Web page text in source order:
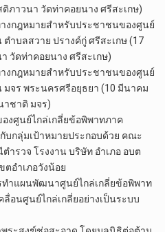
ภาวนา วัดท่าคอยนาง ศรีสะเกษ)
งกฎหมายสำหรับประชาชนของศูนย์
ำบลสวาย ปรางค์กู่ ศรีสะเกษ (17
วัดท่าคอยนาง ศรีสะเกษ)
งกฎหมายสำหรับประชาชนของศูนย์
จร พระนครศรีอยุธยา (10 มีนาคม
ชาติ มจร)
งศูนย์ไกล่เกลี่ยข้อพิพาทภาค
บกลุ่มเป้าหมายประกอบด้วย คณะ
ำรวจ โรงงาน บริษัท อำเภอ อบต
ตอำเภอวังน้อย
ำแผนพัฒนาศูนย์ไกล่เกลี่ยข้อพิพาท
อนศูนย์ไกล่เกลี่ยอย่างเป็นระบบ